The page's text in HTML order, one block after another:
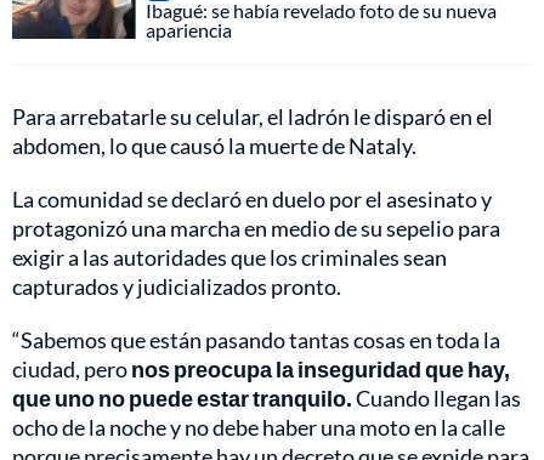
Ibagué: se había revelado foto de su nueva
apariencia
Para arrebatarle su celular, el ladrón le disparó en el
abdomen, lo que causó la muerte de Nataly.
La comunidad se declaró en duelo por el asesinato y
protagonizó una marcha en medio de su sepelio para
exigir a las autoridades que los criminales sean
capturados y judicializados pronto.
“Sabemos que están pasando tantas cosas en toda la
ciudad, peronos preocupa la inseguridad que hay,
que uno no puede estar tranquilo.Cuando llegan las
ocho de la noche y no debe haber una moto en la calle